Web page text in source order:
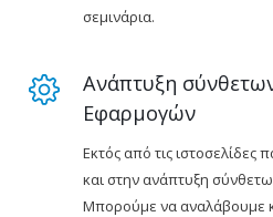
σεμινάρια.
Ανάπτυξη
Εφαρμογών
Εκτός από τις ιστοσελίδες
και στην ανάπτυξη
Μπορούμε να αναλάβουμε